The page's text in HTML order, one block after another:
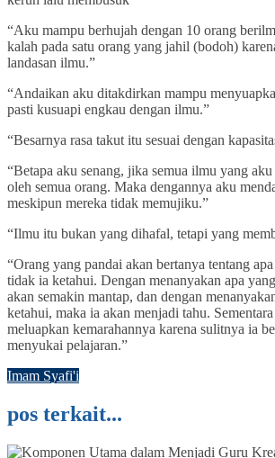
“Aku mampu berhujah dengan 10 orang
kalah pada satu orang yang jahil (bodoh)
landasan ilmu.”
“Andaikan aku ditakdirkan mampu
pasti kusuapi engkau dengan ilmu.”
“Besarnya rasa takut itu sesuai dengan
“Betapa aku senang, jika semua ilmu yang
oleh semua orang. Maka dengannya aku
meskipun mereka tidak memujiku.”
“Ilmu itu bukan yang dihafal, tetapi yang
“Orang yang pandai akan bertanya tentang
tidak ia ketahui. Dengan menanyakan apa
akan semakin mantap, dan dengan
ketahui, maka ia akan menjadi tahu.
meluapkan kemarahannya karena sulitnya ia
menyukai pelajaran.”
Imam Syafi'i
pos terkait...